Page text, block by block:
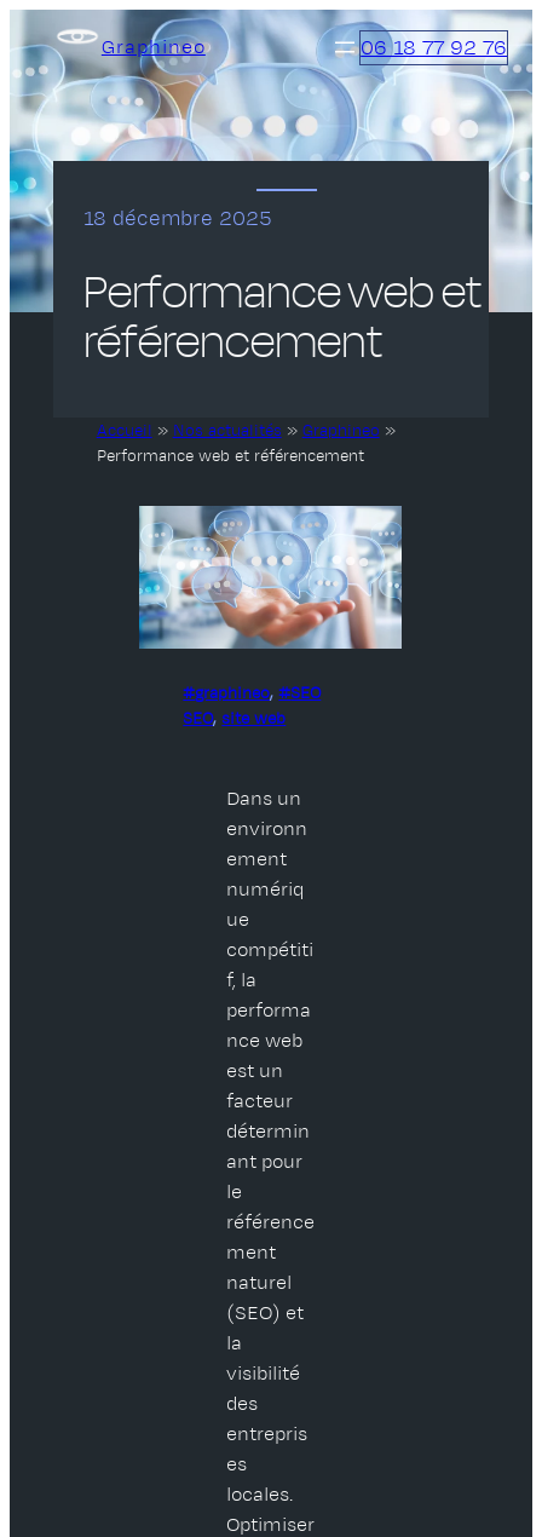
au
contenu
Graphineo 06 18 77 92 76
18 décembre 2025
Performance web et
référencement
Accueil » Nos actualités » Graphineo »
Performance web et référencement
graphineo,
SEO
SEO, site web
Dans un
environn
ement
numériq
ue
compétiti
f, la
performa
nce web
est un
facteur
détermin
ant pour
le
référence
ment
naturel
(SEO) et
la
visibilité
des
entrepris
es
locales.
Optimiser